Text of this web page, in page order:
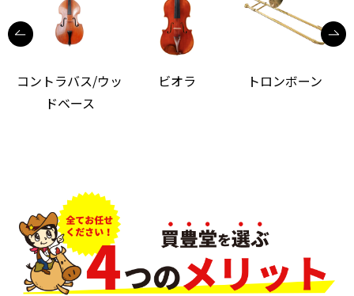
コントラバス/ウッ
ドベース
ビオラ トロンボーン